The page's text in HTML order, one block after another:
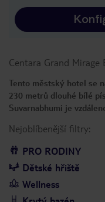
Centara Grand Mirage
Tento městský hotel se
230 metrů dlouhé bílé
Suvarnabhumi je
Nejoblíbenější filtry:
PRO RODINY
Dětské hřiště
Wellness